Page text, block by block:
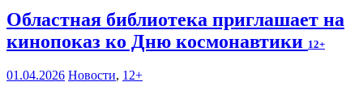
Областная библиотека приглашает на
кинопоказ ко Дню космонавтики 12+
01.04.2026 Новости, 12+